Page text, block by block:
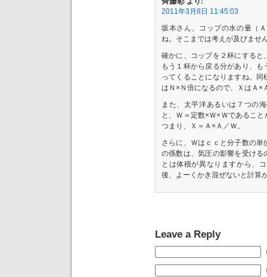
2011年3月8日 11:45:03
坂本さん、コップの水の量（
ね。そこまでは考えが及びませ
確かに、コップを２杯にする
もう１杯から戻る分があり、
ってくることになりますね。
はＮ×Ｎ倍になるので、ＸはＡ×
また、太平洋あるいは７つの
と、Ｗ＝定数×Ｗ×Ｗであるこ
つまり、Ｘ＝Ａ×Ａ／Ｗ。
さらに、Ｗはｃｃと分子数の
の係数は、気圧の影響を受け
とは体積が異なりますから、
後、よーくかき混ぜないと計算
Leave a Reply